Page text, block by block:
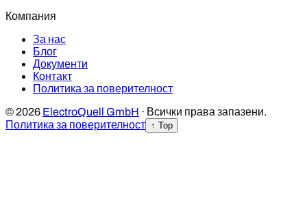
Компания
За нас
Блог
Документи
Контакт
Политика за поверителност
© 2026 ElectroQuell GmbH · Всички права запазени.
Политика за поверителност ↑ Top